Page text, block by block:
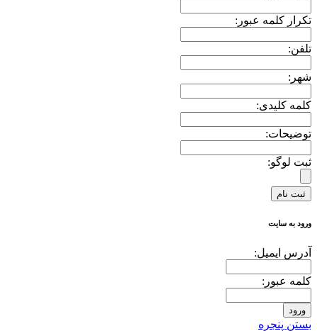
تکرار کلمه عبور:
تلفن:
شهر:
کلمه کلیدی:
توضیحات:
ثبت لوگو:
ورود به سایت
آدرس ايميل:
کلمه عبور:
بستن پنجره